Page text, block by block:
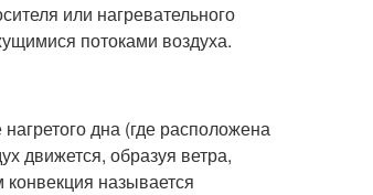
или нагревательного
потоками воздуха.
дна (где расположена
движется, образуя ветра,
называется